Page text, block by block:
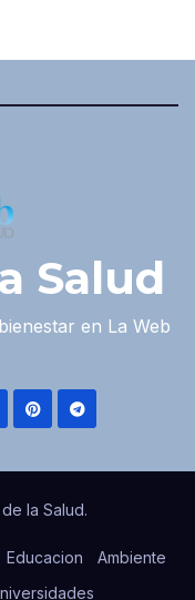
Salud
en La Web
la Salud.
Educacion
Ambiente